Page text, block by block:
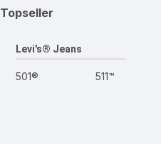
Topseller
Levi's® Jeans
501® 511™